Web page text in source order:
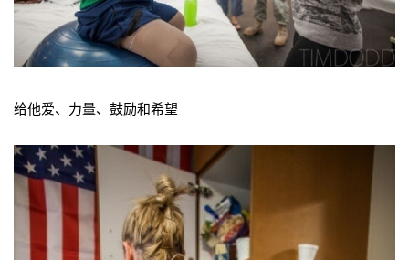
给他爱、力量、鼓励和希望